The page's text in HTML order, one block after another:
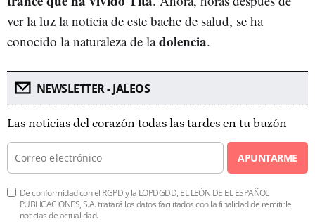
ver la luz la noticia de este bache de salud, se ha
conocido la naturaleza de ladolencia.
NEWSLETTER - JALEOS
Las noticias del corazón todas las tardes en tu buzón
APUNTARME
De conformidad con el RGPD y la LOPDGDD, EL LEÓN DE EL ESPAÑOL
PUBLICACIONES, S.A. tratará los datos facilitados con la finalidad de remitirle
noticias de actualidad.